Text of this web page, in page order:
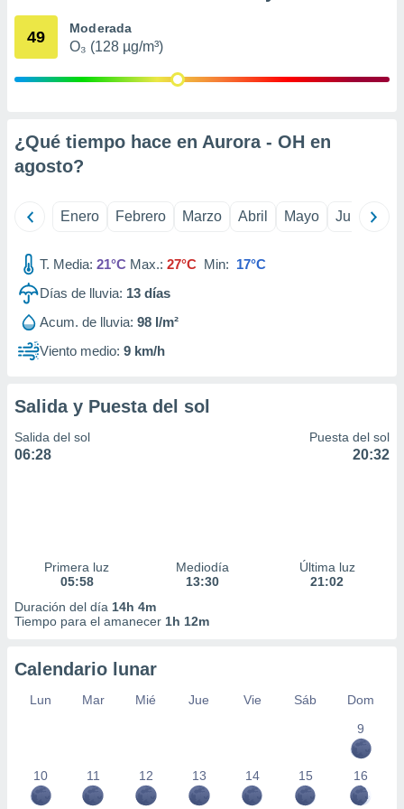
u
en
en
de
un
o acceder
datos
perfiles
utilizar
contenido
medir el
de la
el
de
de
uso de
con el
49 Moderada
O₃ (128 µg/m³)
¿Qué tiempo hace en Aurora - OH en
agosto?
Enero Febrero Marzo Abril Mayo Junio
T. Media: 21°C Max.: 27°C Min: 17°C
Días de lluvia: 13 días
Acum. de lluvia: 98 l/m²
Viento medio: 9 km/h
Salida y Puesta del sol
Salida del sol
06:28
Puesta del sol
20:32
Primera luz
05:58
Mediodía
13:30
Última luz
21:02
Duración del día 14h 4m
Tiempo para el amanecer 1h 12m
Calendario lunar
Lun Mar Mié Jue Vie Sáb
Dom
9
10 11 12 13 14 15 16